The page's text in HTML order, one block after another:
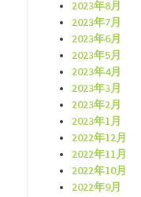
2023年8月
2023年7月
2023年6月
2023年5月
2023年4月
2023年3月
2023年2月
2023年1月
2022年12月
2022年11月
2022年10月
2022年9月